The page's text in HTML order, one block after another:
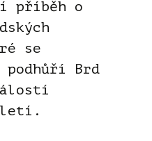
příběh o
se
Brd